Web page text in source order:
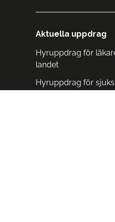
Aktuella uppdrag
Hyruppdrag för
landet
Hyruppdrag för